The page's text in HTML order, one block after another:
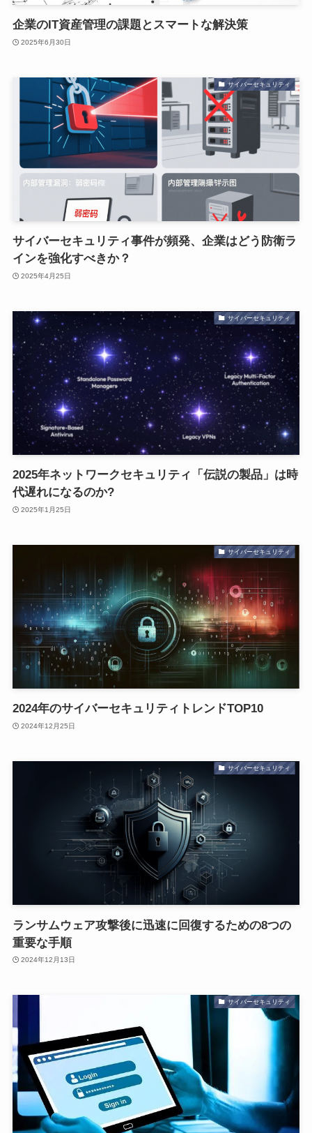
企業のIT資産管理の課題とスマートな解決策
2025年6月30日
サイバーセキュリティ
サイバーセキュリティ事件が頻発、企業はどう防衛ラ
インを強化すべきか？
2025年4月25日
サイバーセキュリティ
2025年ネットワークセキュリティ「伝説の製品」は時
代遅れになるのか?
2025年1月25日
サイバーセキュリティ
2024年のサイバーセキュリティトレンドTOP10
2024年12月25日
サイバーセキュリティ
ランサムウェア攻撃後に迅速に回復するための8つの
重要な手順
2024年12月13日
サイバーセキュリティ